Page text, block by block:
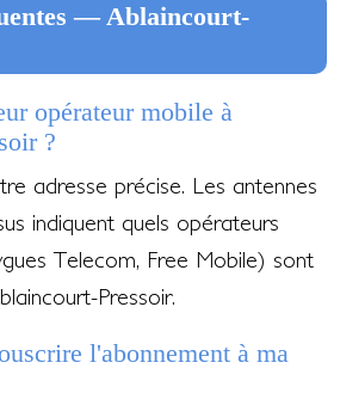
— Ablaincourt-
opérateur mobile à
?
adresse précise. Les antennes
indiquent quels opérateurs
Telecom, Free Mobile) sont
Pressoir.
l'abonnement à ma